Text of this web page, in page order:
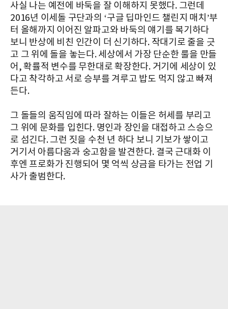
사실 나는 예전에 바둑을 잘 이해하지 못했다. 그런데
2016년 이세돌 구단과의 ‘구글 딥마인드 챌린지 매치’부
터 올해까지 이어진 알파고와 바둑의 얘기를 복기하다
보니 반상에 비친 인간이 더 신기하다. 작대기로 줄을 긋
고 그 위에 돌을 놓는다. 세상에서 가장 단순한 룰을 만들
어, 확률적 변수를 무한대로 확장한다. 거기에 세상이 있
다고 착각하고 서로 승부를 겨루고 밥도 먹지 않고 빠져
든다.
그 돌들의 움직임에 따라 잘하는 이들은 허세를 부리고
그 위에 문화를 입힌다. 명인과 장인을 대접하고 스승으
로 섬긴다. 그런 짓을 수천 년 하다 보니 기보가 쌓이고
거기서 아름다움과 숭고함을 발견한다. 결국 근대화 이
후엔 프로화가 진행되어 몇 억씩 상금을 타가는 전업 기
사가 출범한다.